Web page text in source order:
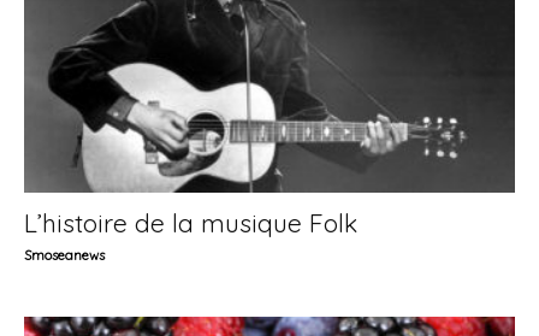
L’histoire de la musique Folk
Smoseanews